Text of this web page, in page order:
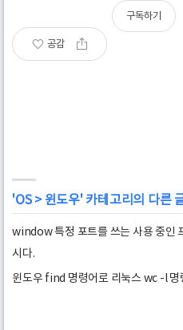
공감
구독하기
'OS> 윈도우' 카테고리의 다른
window 특정 포트를 쓰는 사용 중인
시다.
윈도우 find 명령어로 리눅스 wc -l 명